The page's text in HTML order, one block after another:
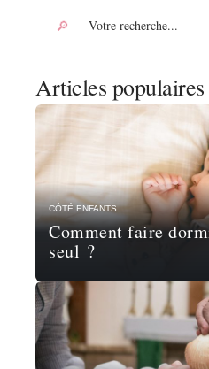
Articles populaires
CÔTÉ ENFANTS
Comment faire
seul ?